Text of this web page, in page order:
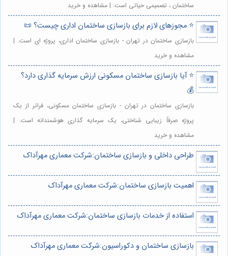
ساختمان ، تصمیمی حیاتی است. | مشاهده و خرید
⭐️ مجوزهای لازم برای بازسازی ساختمان اداری چیست؟ 📜
بازسازی ساختمان در تهران - بازسازی ساختمان اداری، پروژه ای است. |
مشاهده و خرید
⭐️ آیا بازسازی ساختمان مسکونی ارزش سرمایه گذاری دارد؟
💰
بازسازی ساختمان در تهران - بازسازی ساختمان مسکونی، فراتر از یک
پروژه صرفاً زیبایی شناختی، یک سرمایه گذاری هوشمندانه است. |
مشاهده و خرید
طراحی داخلی و بازسازی ساختمان:شرکت معماری مهرآداک
اهمیت بازسازی ساختمان:شرکت معماری مهرآداک
استفاده از خدمات بازسازی ساختمان:شرکت معماری مهرآداک
بازسازی ساختمان و دکوراسیون:شرکت معماری مهرآداک